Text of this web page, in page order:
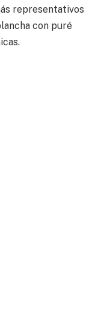
representativos
con puré